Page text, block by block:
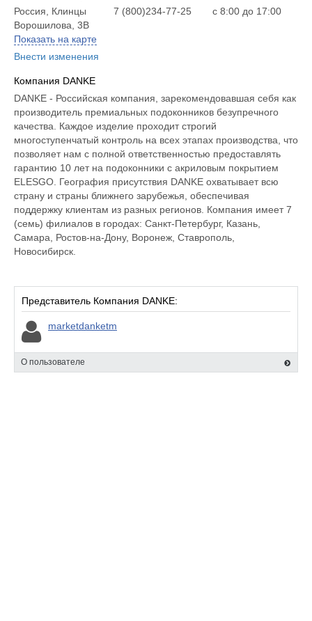
Россия
Клинцы
Ворошилова, 3В
Показать на карте
Внести изменения
7 (800)234-77-25
с 8:00 до 17:00
Компания DANKE
DANKE - Российская компания, зарекомендовавшая себя как
производитель премиальных подоконников безупречного
качества. Каждое изделие проходит строгий
многоступенчатый контроль на всех этапах производства, что
позволяет нам с полной ответственностью предоставлять
гарантию 10 лет на подоконники с акриловым покрытием
ELESGO. География присутствия DANKE охватывает всю
страну и страны ближнего зарубежья, обеспечивая
поддержку клиентам из разных регионов. Компания имеет 7
(семь) филиалов в городах: Санкт-Петербург, Казань,
Самара, Ростов-на-Дону, Воронеж, Ставрополь,
Новосибирск.
Представитель Компания DANKE:
marketdanketm
О пользователе